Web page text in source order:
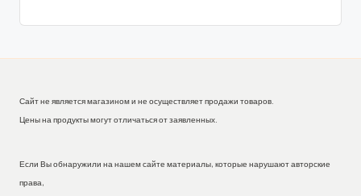
Сайт не является магазином и не осуществляет продажи товаров.
Цены на продукты могут отличаться от заявленных.
Если Вы обнаружили на нашем сайте материалы, которые нарушают авторские
права,